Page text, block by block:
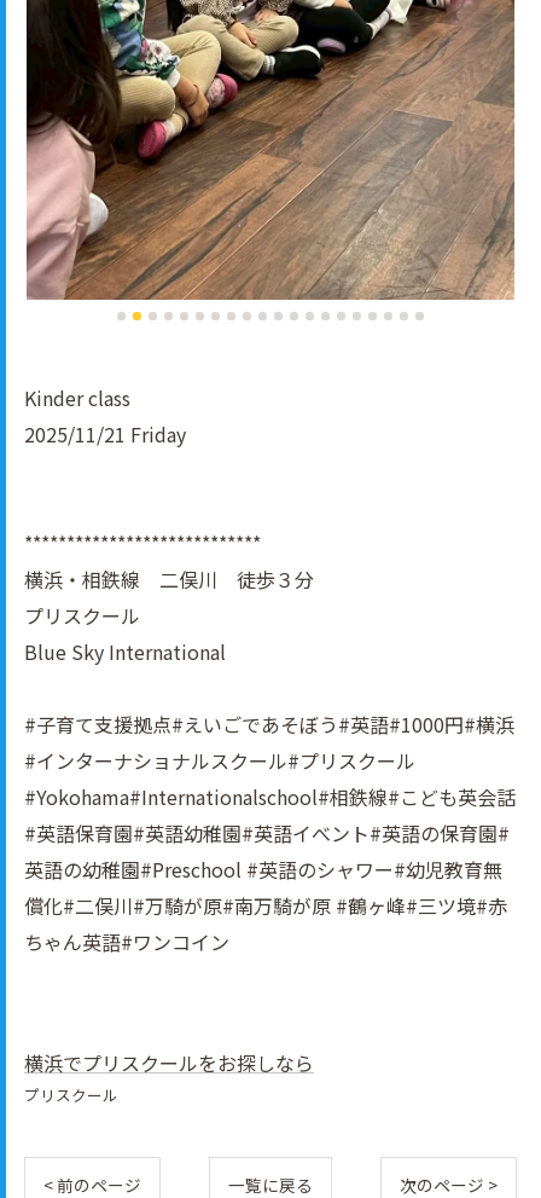
Kinder class
2025/11/21 Friday
****************************
横浜・相鉄線 二俣川 徒歩３分
プリスクール
Blue Sky International
#子育て支援拠点#えいごであそぼう#英語#1000円#横浜
#インターナショナルスクール#プリスクール
#Yokohama#Internationalschool#相鉄線#こども英会話
#英語保育園#英語幼稚園#英語イべント#英語の保育園#
英語の幼稚園#Preschool #英語のシャワー#幼児教育無
償化#二俣川#万騎が原#南万騎が原 #鶴ヶ峰#三ツ境#赤
ちゃん英語#ワンコイン
横浜でプリスクールをお探しなら
プリスクール
< 前のページ 一覧に戻る 次のページ >